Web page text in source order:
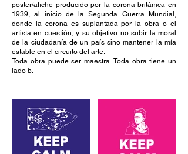
poster/afiche producido por la corona británica en
1939, al inicio de la Segunda Guerra Mundial,
donde la corona es suplantada por la obra o el
artista en cuestión, y su objetivo no subir la moral
de la ciudadanía de un país sino mantener la mía
estable en el circuito del arte.
Toda obra puede ser maestra. Toda obra tiene un
lado b.